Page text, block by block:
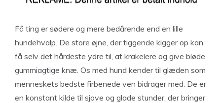
Få ting er sødere og mere bedårende end en lille
hundehvalp. De store øjne, der tiggende kigger op kan
få selv det hårdeste ydre til, at krakelere og give bløde
gummiagtige knæ. Os med hund kender til glæden som
menneskets bedste firbenede ven bidrager med. De er
en konstant kilde til sjove og glade stunder, der bringer